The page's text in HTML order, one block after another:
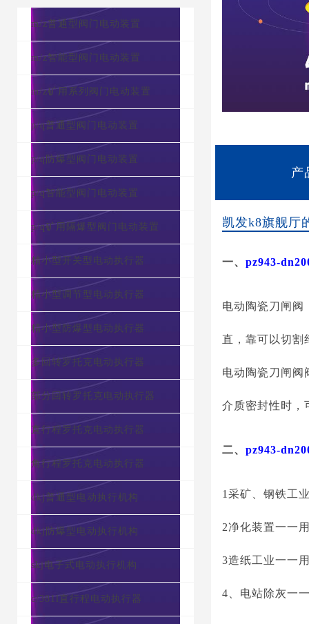
m/z普通型阀门电动装置
m/z智能型阀门电动装置
m/z矿用系列阀门电动装置
p/q普通型阀门电动装置
p/q防爆型阀门电动装置
p/q智能型阀门电动装置
p/q矿用隔爆型阀门电动装置
精小型开关型电动执行器
精小型调节型电动执行器
精小型防爆型电动执行器
多回转罗托克电动执行器
部分回转罗托克电动执行器
直行程罗托克电动执行器
角行程罗托克电动执行器
dkj普通型电动执行机构
dkj防爆型电动执行机构
skj电子式电动执行机构
c/381l直行程电动执行器
产
凯发k8旗舰厅
一、 pz943-
电动陶瓷刀闸阀
直，靠可以切割
电动陶瓷刀闸阀
介质密封性时，
二、 pz943-
1采矿、钢铁工
2净化装置一一
3造纸工业一一
4、电站除灰一